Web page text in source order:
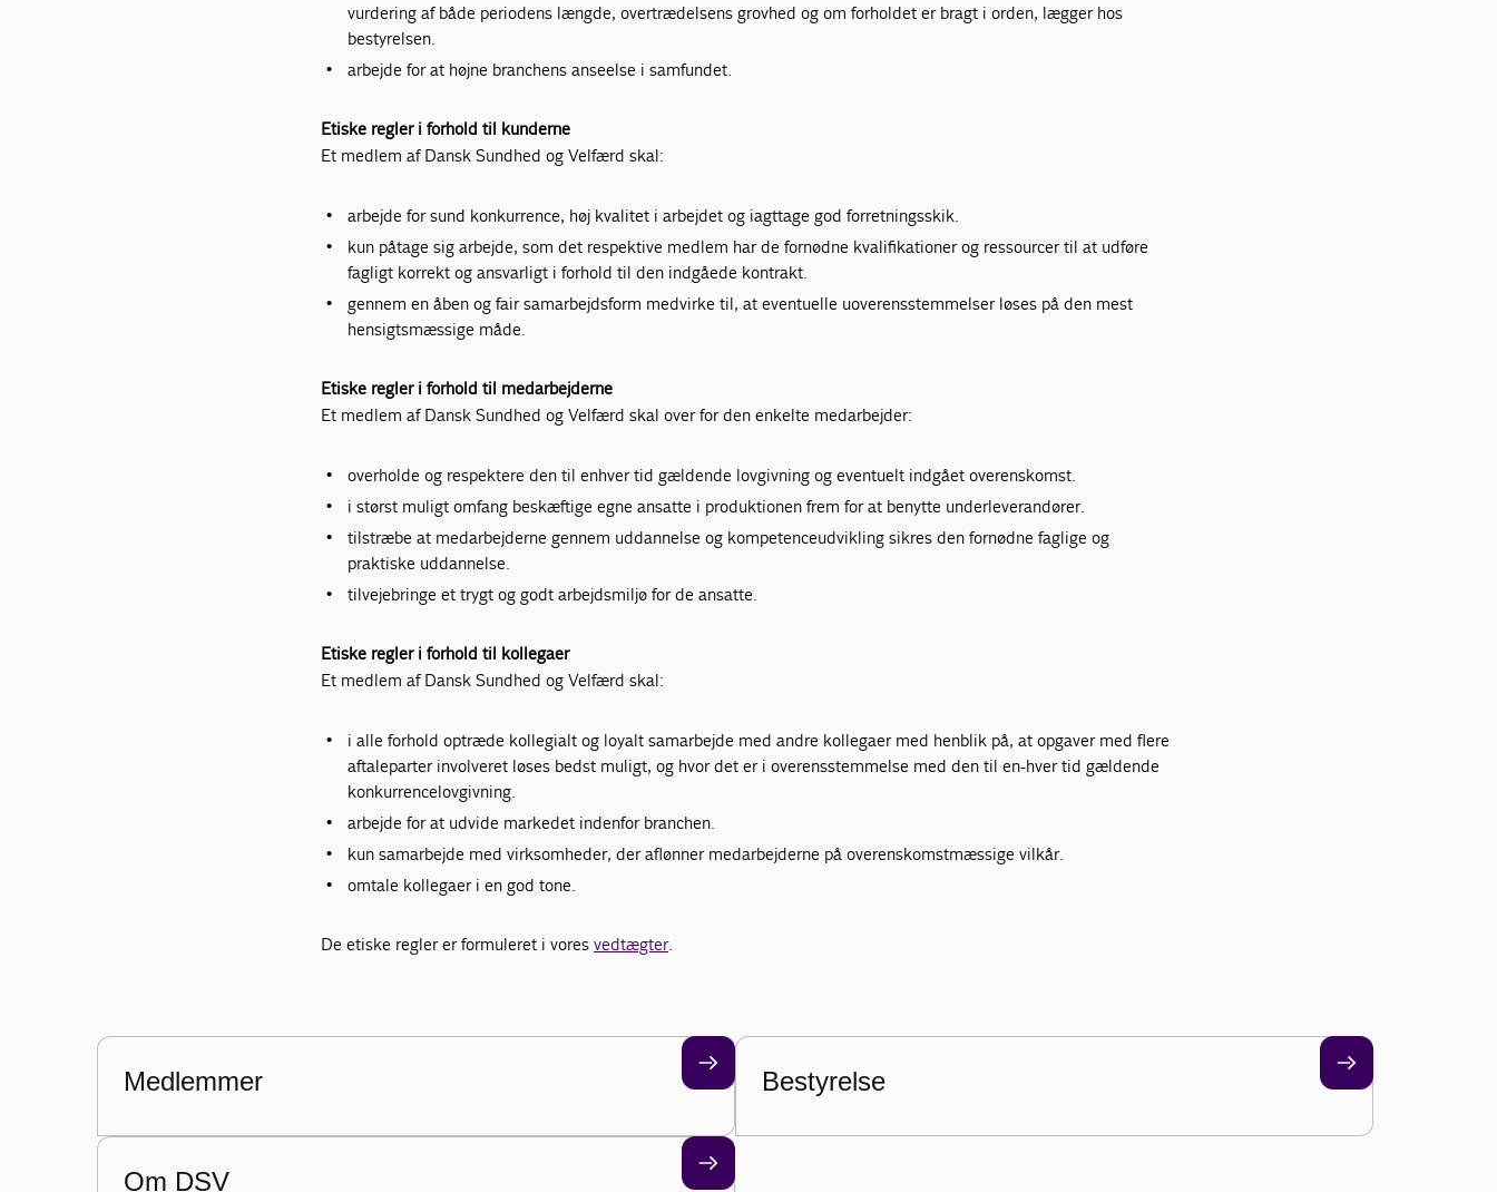
vurdering af både periodens længde, overtrædelsens grovhed og om forholdet er bragt i orden, lægger hos
bestyrelsen.
arbejde for at højne branchens anseelse i samfundet.
Etiske regler i forhold til kunderne
Et medlem af Dansk Sundhed og Velfærd skal:
arbejde for sund konkurrence, høj kvalitet i arbejdet og iagttage god forretningsskik.
kun påtage sig arbejde, som det respektive medlem har de fornødne kvalifikationer og ressourcer til at udføre
fagligt korrekt og ansvarligt i forhold til den indgåede kontrakt.
gennem en åben og fair samarbejdsform medvirke til, at eventuelle uoverensstemmelser løses på den mest
hensigtsmæssige måde.
Etiske regler i forhold til medarbejderne
Et medlem af Dansk Sundhed og Velfærd skal over for den enkelte medarbejder:
overholde og respektere den til enhver tid gældende lovgivning og eventuelt indgået overenskomst.
i størst muligt omfang beskæftige egne ansatte i produktionen frem for at benytte underleverandører.
tilstræbe at medarbejderne gennem uddannelse og kompetenceudvikling sikres den fornødne faglige og
praktiske uddannelse.
tilvejebringe et trygt og godt arbejdsmiljø for de ansatte.
Etiske regler i forhold til kollegaer
Et medlem af Dansk Sundhed og Velfærd skal:
i alle forhold optræde kollegialt og loyalt samarbejde med andre kollegaer med henblik på, at opgaver med flere
aftaleparter involveret løses bedst muligt, og hvor det er i overensstemmelse med den til en-hver tid gældende
konkurrencelovgivning.
arbejde for at udvide markedet indenfor branchen.
kun samarbejde med virksomheder, der aflønner medarbejderne på overenskomstmæssige vilkår.
omtale kollegaer i en god tone.
De etiske regler er formuleret i vores vedtægter.
Medlemmer Bestyrelse
Om DSV